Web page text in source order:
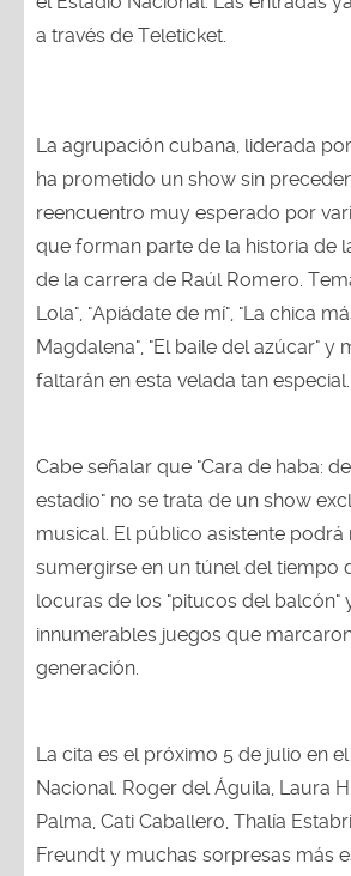
a través de Teleticket.
La agrupación cubana, liderada
ha prometido un show sin
reencuentro muy esperado por
que forman parte de la historia de
de la carrera de Raúl Romero.
Lola", "Apiádate de mí", "La chica
Magdalena", "El baile del azúcar" y
faltarán en esta velada tan especial.
Cabe señalar que "Cara de haba:
estadio" no se trata de un show
musical. El público asistente
sumergirse en un túnel del tiempo
locuras de los "pitucos del balcón"
innumerables juegos que
generación.
La cita es el próximo 5 de julio en
Nacional. Roger del Águila, Laura
Palma, Cati Caballero, Thalía
Freundt y muchas sorpresas más